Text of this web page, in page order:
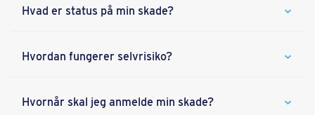
Hvad er status på min skade?
Hvordan fungerer selvrisiko?
Hvornår skal jeg anmelde min skade?